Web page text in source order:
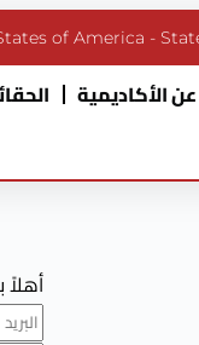
of America -
عن الأكاديمية